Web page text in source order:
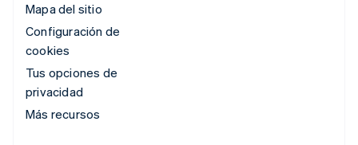
Mapa del sitio
Configuración de
cookies
Tus opciones de
privacidad
Más recursos